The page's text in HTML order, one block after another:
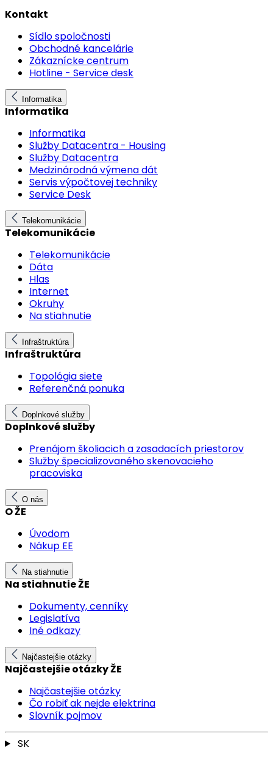
Kontakt
Sídlo spoločnosti
Obchodné kancelárie
Zákaznícke centrum
Hotline - Service desk
Informatika
Informatika
Informatika
Služby Datacentra - Housing
Služby Datacentra
Medzinárodná výmena dát
Servis výpočtovej techniky
Service Desk
Telekomunikácie
Telekomunikácie
Telekomunikácie
Dáta
Hlas
Internet
Okruhy
Na stiahnutie
Infraštruktúra
Infraštruktúra
Topológia siete
Referenčná ponuka
Doplnkové služby
Doplnkové služby
Prenájom školiacich a zasadacích priestorov
Služby špecializovaného skenovacieho
pracoviska
O nás
O ŽE
Úvodom
Nákup EE
Na stiahnutie
Na stiahnutie ŽE
Dokumenty, cenníky
Legislatíva
Iné odkazy
Najčastejšie otázky
Najčastejšie otázky ŽE
Najčastejšie otázky
Čo robiť ak nejde elektrina
Slovník pojmov
SK